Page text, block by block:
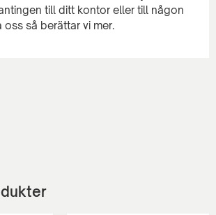
till ditt kontor eller till någon